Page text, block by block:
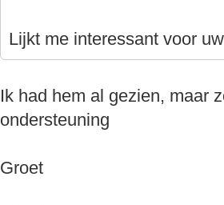
Lijkt me interessant voor
Ik had hem al gezien, maar
ondersteuning
Groet